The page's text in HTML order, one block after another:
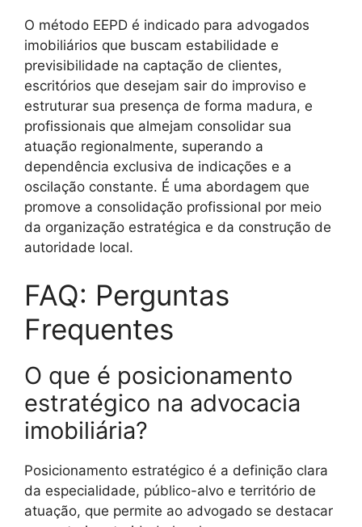
O método EEPD é indicado para advogados
imobiliários que buscam estabilidade e
previsibilidade na captação de clientes,
escritórios que desejam sair do improviso e
estruturar sua presença de forma madura, e
profissionais que almejam consolidar sua
atuação regionalmente, superando a
dependência exclusiva de indicações e a
oscilação constante. É uma abordagem que
promove a consolidação profissional por meio
da organização estratégica e da construção de
autoridade local.
FAQ: Perguntas
Frequentes
O que é posicionamento
estratégico na advocacia
imobiliária?
Posicionamento estratégico é a definição clara
da especialidade, público-alvo e território de
atuação, que permite ao advogado se destacar